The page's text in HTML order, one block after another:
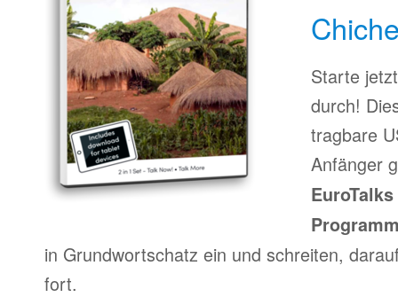
Starte
durch!
tragbare
Anfänger
in Grundwortschatz ein und schreiten,
fort.